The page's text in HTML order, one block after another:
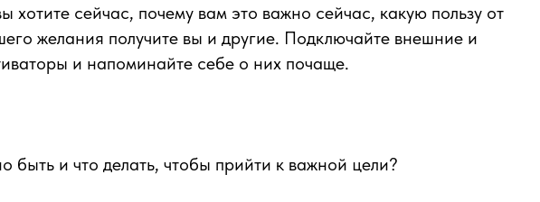
хотите сейчас, почему вам это важно сейчас, какую пользу от
желания получите вы и другие. Подключайте внешние и
и напоминайте себе о них почаще.
быть и что делать, чтобы прийти к важной цели?